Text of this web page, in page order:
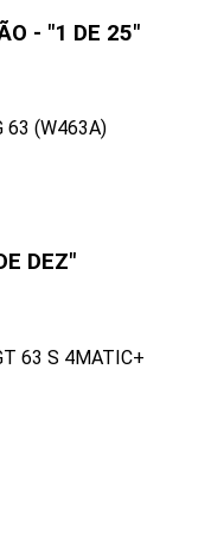
- "1 DE 25"
63 (W463A)
DEZ"
63 S 4MATIC+